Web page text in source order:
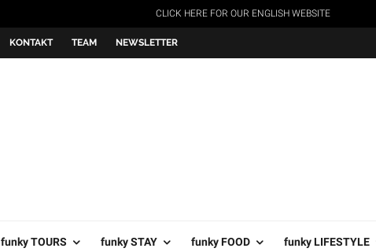
CLICK HERE FOR OUR ENGLISH WEBSITE
KONTAKT TEAM NEWSLETTER
funky TOURS funky STAY funky FOOD funky LIFESTYLE